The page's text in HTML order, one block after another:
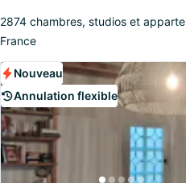
2874 chambres, studios et
France
Nouveau
Annulation flexible